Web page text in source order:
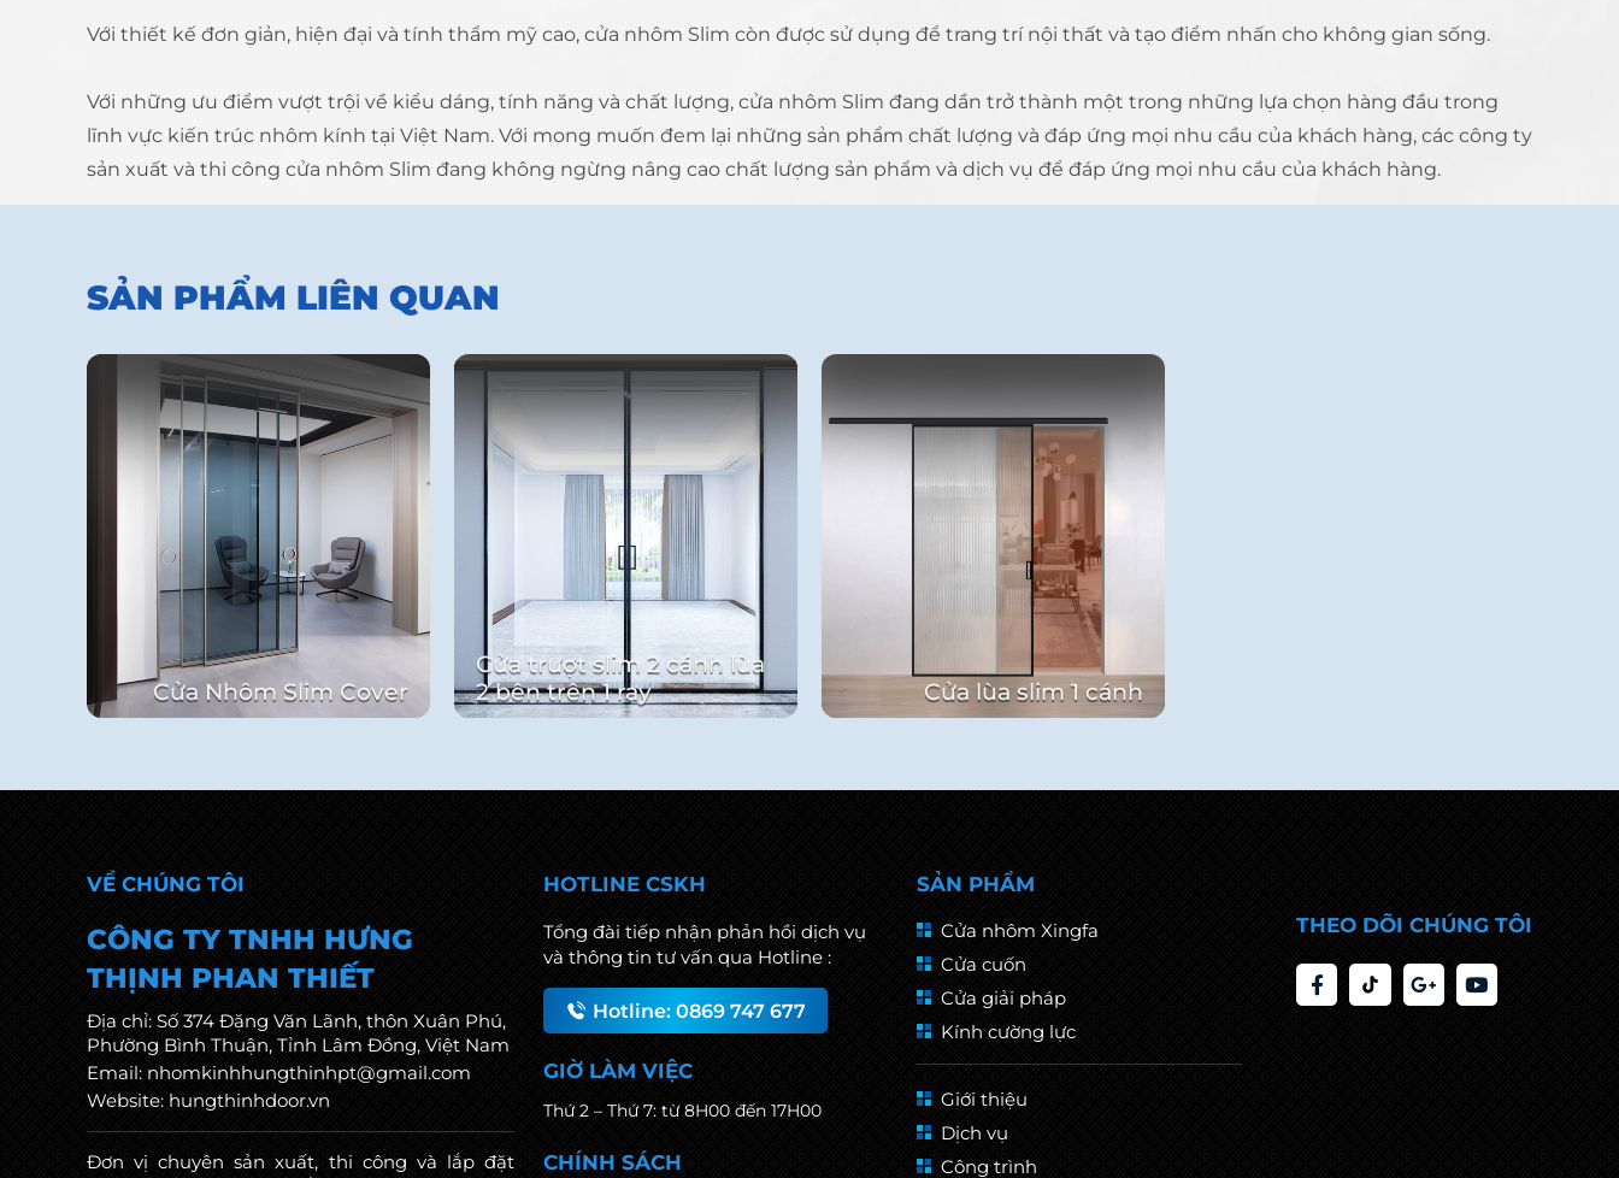
Với thiết kế đơn giản, hiện đại và tính thẩm mỹ cao, cửa nhôm Slim còn được sử dụng để trang trí nội thất và tạo điểm nhấn cho không gian sống.
Với những ưu điểm vượt trội về kiểu dáng, tính năng và chất lượng, cửa nhôm Slim đang dần trở thành một trong những lựa chọn hàng đầu trong
lĩnh vực kiến trúc nhôm kính tại Việt Nam. Với mong muốn đem lại những sản phẩm chất lượng và đáp ứng mọi nhu cầu của khách hàng, các công ty
sản xuất và thi công cửa nhôm Slim đang không ngừng nâng cao chất lượng sản phẩm và dịch vụ để đáp ứng mọi nhu cầu của khách hàng.
SẢN PHẨM LIÊN QUAN
Cửa Nhôm Slim Cover
Cửa trượt slim 2 cánh lùa
2 bên trên 1 ray
Cửa lùa slim 1 cánh
VỀ CHÚNG TÔI
CÔNG TY TNHH HƯNG
THỊNH PHAN THIẾT
Địa chỉ: Số 374 Đặng Văn Lãnh, thôn Xuân Phú,
Phường Bình Thuận, Tỉnh Lâm Đồng, Việt Nam
Email: nhomkinhhungthinhpt@gmail.com
Website: hungthinhdoor.vn
Đơn vị chuyên sản xuất, thi công và lắp đặt
HOTLINE CSKH
Tổng đài tiếp nhận phản hồi dịch vụ
và thông tin tư vấn qua Hotline :
Hotline: 0869 747 677
GIỜ LÀM VIỆC
Thứ 2 – Thứ 7: từ 8H00 đến 17H00
CHÍNH SÁCH
SẢN PHẨM
Cửa nhôm Xingfa
Cửa cuốn
Cửa giải pháp
Kính cường lực
Giới thiệu
Dịch vụ
Công trình
THEO DÕI CHÚNG TÔI